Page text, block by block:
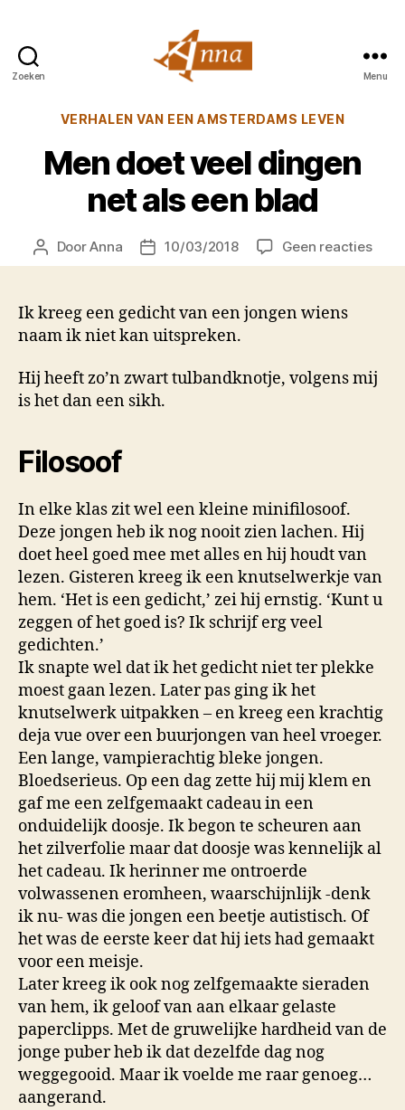
Zoeken
van
Menu
Categorieën
VERHALEN VAN EEN AMSTERDAMS LEVEN
Men doet veel dingen
net als een blad
Berichtauteur
DoorAnna Berichtdatum
10/03/2018 Geen reactiesop
Men
een
Ik kreeg een gedicht van een jongen wiens
naam ik niet kan uitspreken.
Hij heeft zo’n zwart tulbandknotje, volgens mij
is het dan een sikh.
Filosoof
In elke klas zit wel een kleine minifilosoof.
Deze jongen heb ik nog nooit zien lachen. Hij
doet heel goed mee met alles en hij houdt van
lezen. Gisteren kreeg ik een knutselwerkje van
hem. ‘Het is een gedicht,’ zei hij ernstig. ‘Kunt u
zeggen of het goed is? Ik schrijf erg veel
gedichten.’
Ik snapte wel dat ik het gedicht niet ter plekke
moest gaan lezen. Later pas ging ik het
knutselwerk uitpakken – en kreeg een krachtig
deja vue over een buurjongen van heel vroeger.
Een lange, vampierachtig bleke jongen.
Bloedserieus. Op een dag zette hij mij klem en
gaf me een zelfgemaakt cadeau in een
onduidelijk doosje. Ik begon te scheuren aan
het zilverfolie maar dat doosje was kennelijk al
het cadeau. Ik herinner me ontroerde
volwassenen eromheen, waarschijnlijk -denk
ik nu- was die jongen een beetje autistisch. Of
het was de eerste keer dat hij iets had gemaakt
voor een meisje.
Later kreeg ik ook nog zelfgemaakte sieraden
van hem, ik geloof van aan elkaar gelaste
paperclipps. Met de gruwelijke hardheid van de
jonge puber heb ik dat dezelfde dag nog
weggegooid. Maar ik voelde me raar genoeg…
aangerand.